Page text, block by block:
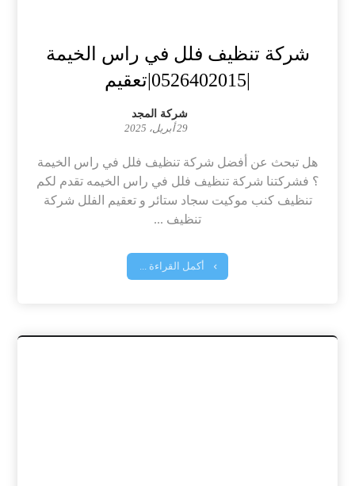
شركة تنظيف فلل في راس الخيمة
شركة المجد
29 أبريل، 2025
هل تبحث عن أفضل شركة تنظيف فلل في راس الخيمة
؟ فشركتنا شركة تنظيف فلل في راس الخيمه تقدم لكم
تنظيف كنب موكيت سجاد ستائر و تعقيم الفلل شركة
تنظيف ...
أكمل القراءة ...